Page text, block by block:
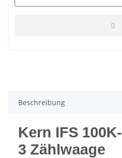
Beschreibung
Kern IFS 100K-
3 Zählwaage